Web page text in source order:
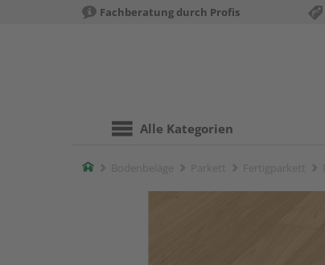
Fachberatung durch Profis
Alle Kategorien
Home